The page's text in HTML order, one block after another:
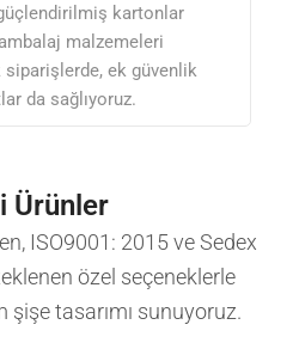
kartonlar
malzemeleri
siparişlerde, ek güvenlik
da sağlıyoruz.
Ürünler
ISO9001: 2015 ve Sedex
özel seçeneklerle
şişe tasarımı sunuyoruz.